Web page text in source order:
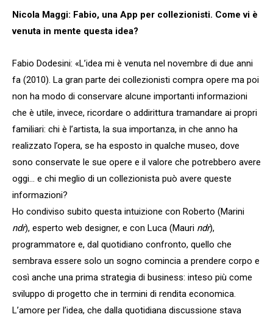
Nicola Maggi: Fabio, una App per collezionisti. Come vi è
venuta in mente questa idea?
Fabio Dodesini: «L’idea mi è venuta nel novembre di due anni
fa (2010). La gran parte dei collezionisti compra opere ma poi
non ha modo di conservare alcune importanti informazioni
che è utile, invece, ricordare o addirittura tramandare ai propri
familiari: chi è l’artista, la sua importanza, in che anno ha
realizzato l’opera, se ha esposto in qualche museo, dove
sono conservate le sue opere e il valore che potrebbero avere
oggi… e chi meglio di un collezionista può avere queste
informazioni?
Ho condiviso subito questa intuizione con Roberto (Marini
ndr), esperto web designer, e con Luca (Mauri ndr),
programmatore e, dal quotidiano confronto, quello che
sembrava essere solo un sogno comincia a prendere corpo e
così anche una prima strategia di business: inteso più come
sviluppo di progetto che in termini di rendita economica.
L’amore per l’idea, che dalla quotidiana discussione stava